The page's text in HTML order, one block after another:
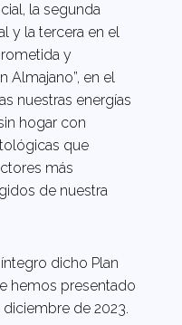
la segunda
y la tercera en el
y
Almajano”, en el
nuestras energías
hogar con
que
más
de nuestra
dicho Plan
hemos presentado
de 2023.